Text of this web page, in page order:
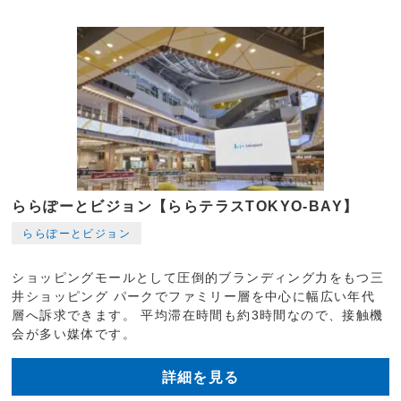
ららぽーとビジョン【ららテラスTOKYO-BAY】
ららぽーとビジョン
ショッピングモールとして圧倒的ブランディング力をもつ三
井ショッピング パークでファミリー層を中心に幅広い年代
層へ訴求できます。 平均滞在時間も約3時間なので、接触機
会が多い媒体です。
詳細を見る